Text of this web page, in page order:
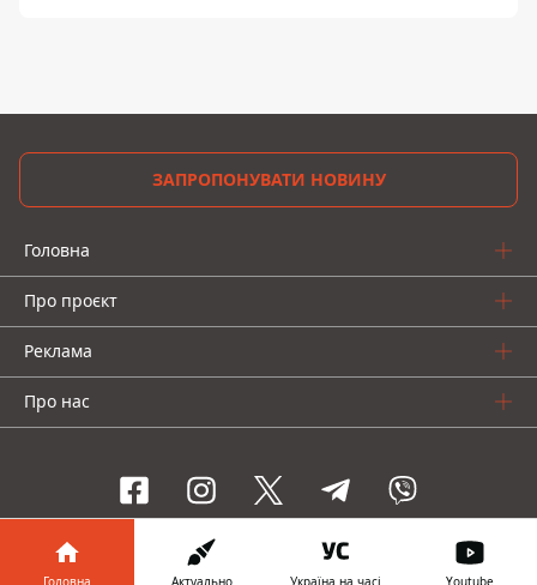
ЗАПРОПОНУВАТИ НОВИНУ
Головна
Про проєкт
Реклама
Про нас
Інформатор проекти
Головна Актуально Україна на часі Youtube